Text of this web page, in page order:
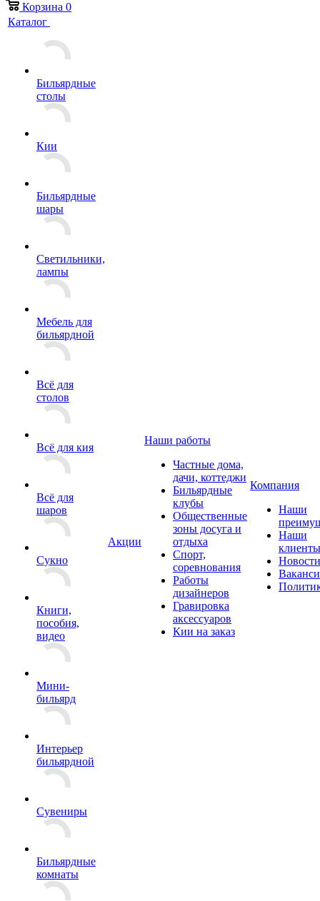
Корзина 0
Каталог
Бильярдные
столы
Кии
Бильярдные
шары
Светильники,
лампы
Мебель для
бильярдной
Всё для
столов
Всё для кия
Всё для
шаров
Сукно
Книги,
пособия,
видео
Мини-
бильярд
Интерьер
бильярдной
Сувениры
Бильярдные
комнаты
Акции
Наши работы
Частные дома,
дачи, коттеджи
Бильярдные
клубы
Общественные
зоны досуга и
отдыха
Спорт,
соревнования
Работы
дизайнеров
Гравировка
аксессуаров
Кии на заказ
Компания
Наши
Наши
клиенты
Новости